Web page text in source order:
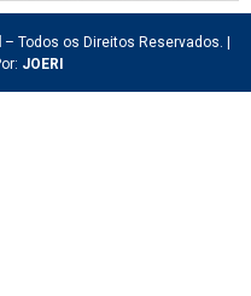
– Todos os Direitos Reservados. |
JOERI